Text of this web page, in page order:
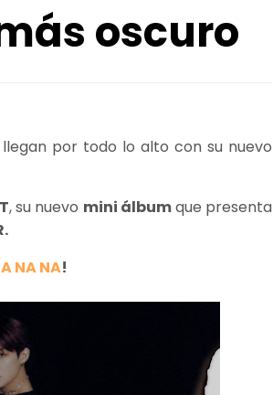
oscuro
llegan por todo lo alto con su nuevo
, su nuevo mini álbumque presenta
NA NA!